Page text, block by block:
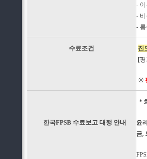
-
-
-
수료조건
진
[
※
한국FPSB 수료보고 대행 안내
*
윤
금,